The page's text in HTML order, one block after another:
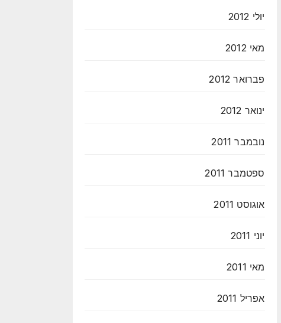
יולי 2012
מאי 2012
פברואר 2012
ינואר 2012
נובמבר 2011
ספטמבר 2011
אוגוסט 2011
יוני 2011
מאי 2011
אפריל 2011